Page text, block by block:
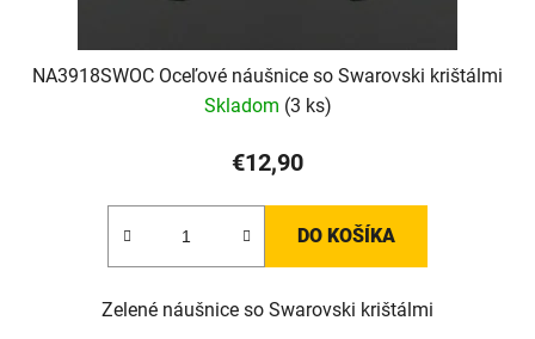
NA3918SWOC Oceľové náušnice so Swarovski krištálmi
Skladom (3 ks)
€12,90
DO KOŠÍKA
Zelené náušnice so Swarovski krištálmi